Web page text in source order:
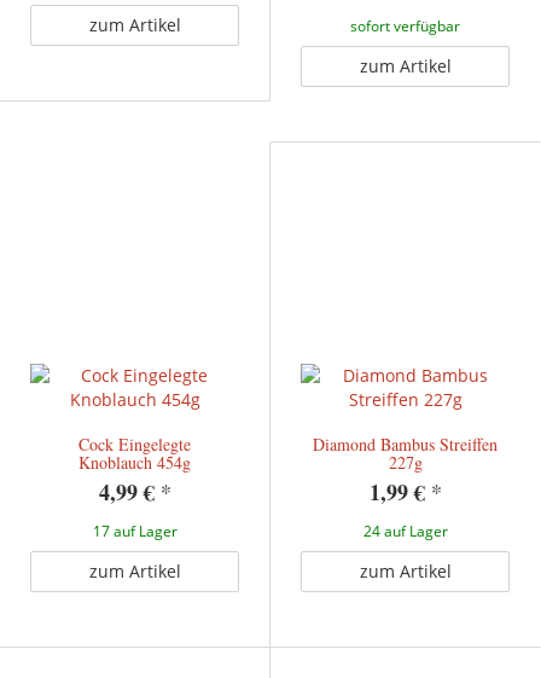
zum Artikel sofort verfügbar
zum Artikel
Cock Eingelegte
Knoblauch 454g
4,99 € *
17 auf Lager
zum Artikel
Diamond Bambus Streiffen
227g
1,99 € *
24 auf Lager
zum Artikel